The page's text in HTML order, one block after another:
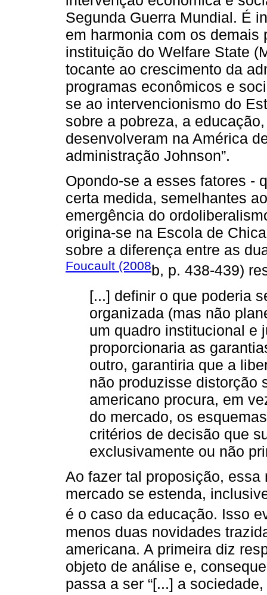
Segunda Guerra Mundial. É
em harmonia com os demais
instituição do Welfare State
tocante ao crescimento da
programas econômicos e
se ao intervencionismo do
sobre a pobreza, a
desenvolveram na América
administração Johnson”.
Opondo-se a esses fatores -
certa medida, semelhantes
emergência do
origina-se na Escola de
sobre a diferença entre as
Foucault (2008b, p. 438-439)
[...] definir o que poderia
organizada (mas não
um quadro institucional e
proporcionaria as
outro, garantiria que a
não produzisse distorção
americano procura, em
do mercado, os
critérios de decisão que
exclusivamente ou não
Ao fazer tal proposição,
mercado se estenda,
é o caso da educação. Isso
menos duas novidades
americana. A primeira diz
objeto de análise e,
passa a ser “[...] a